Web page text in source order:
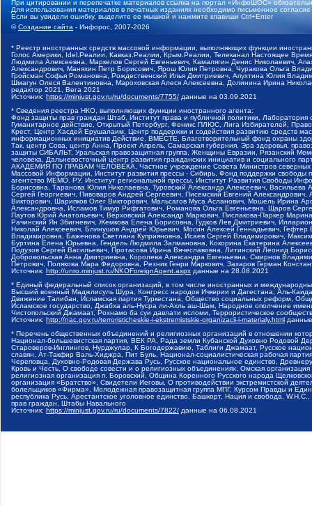
При цитировании и перепечатке материалов ссылка на портал «ИнфоШОС»
Для использования материалов в печатных изданиях необходимо письменное
Если вы увидели ошибку, выделите ее мышкой и нажмите клавиши Ctrl+Enter
©Создание сайта - Инфорос, 2007-2026
* Реестр иностранных средств массовой информации, выполняющих функции
Голос Америки, Idel.Реалии, Кавказ.Реалии, Крым.Реалии, Телеканал Настоящее
Людмила Алексеевна, Маркелов Сергей Евгеньевич, Камалягин Денис Николаевич,
Александрович, Маняхин Петр Борисович, Ярош Юлия Петровна, Чуракова Ольга
Гройсман Софья Романовна, Рождественский Илья Дмитриевич, Апухтина Юлия
Шмагун Олеся Валентиновна, Мароховская Алеся Алексеевна, Долинина Ирина
редактор 2021, Вега 2021
Источник: https://minjust.gov.ru/ru/documents/7755/ данные на 03.09.2021
* Сведения реестра НКО, выполняющих функции иностранного агента:
Фонд защиты прав граждан Штаб, Институт права и публичной политики,
Гуманитарное действие, Открытый Петербург, Феникс ПЛЮС, Лига Избирателей,
Крест, Центр Хасдей Ерушалаим, Центр поддержки и содействия развитию средств
информационных инициатив Действие, ВМЕСТЕ, Благотворительный фонд охраны
Так, центр Сова, центр Анна, Проект Апрель, Самарская губерния, Эра здоровья,
защиты СИБАЛЬТ, Уральская правозащитная группа, Женщины Евразии, Рязанский
человека, Дальневосточный центр развития гражданских инициатив и социального
АКАДЕМИЯ ПО ПРАВАМ ЧЕЛОВЕКА, Частное учреждение Совета Министров северных
Массовой Информации, Институт развития прессы - Сибирь, Фонд поддержки
агентство МЕМО. РУ, Институт региональной прессы, Институт Развития Свободы
Борисовна, Таранова Юлия Николаевна, Туровский Александр Алексеевич,
Сергей Георгиевич, Пивоваров Андрей Сергеевич, Писемский Евгений
Викторович, Шарипков Олег Викторович, Мальсагов Муса Асланович, Мошель Ирина
Александровна, Исламов Тимур Рифгатович, Романова Ольга Евгеньевна, Щаров
Паутов Юрий Анатольевич, Верховский Александр Маркович, Пислакова-Паркер
Рачинский Ян Збигневич, Жемкова Елена Борисовна, Гудков Лев Дмитриевич,
Николай Алексеевич, Блинушов Андрей Юрьевич, Мосин Алексей Геннадьевич,
Владимировна, Баженова Светлана Куприяновна, Исаев Сергей Владимирович,
Буртина Елена Юрьевна, Гендель Людмила Залмановна, Кокорина Екатерина
Подузов Сергей Васильевич, Протасова Ирина Вячеславовна, Литинский Леонид
Добровольская Анна Дмитриевна, Королева Александра Евгеньевна, Смирнов
Петрович, Полякова Мара Федоровна, Резник Генри Маркович, Захаров Герман
Источник: http://unro.minjust.ru/NKOForeignAgent.aspx данные на 28.08.2021
* Единый федеральный список организаций, в том числе иностранных и
Высший военный Маджлисуль Шура, Конгресс народов Ичкерии и Дагестана, Аль-
Движение Талибан, Исламская партия Туркестана, Общество социальных реформ,
Исламское государство, Джабха аль-Нусра ли-Ахль аш-Шам, Народное ополчение
Чистопольский Джамаат, Рохнамо ба суи давлати исломи, Террористическое
Источник: http://nac.gov.ru/terroristicheskie-i-ekstremistskie-organizacii-i-materialy.html
* Перечень общественных объединений и религиозных организаций в отношении
Национал-большевистская партия, ВЕК РА, Рада земли Кубанской Духовно Родовой
Староверов-Инглингов, Нурджулар, К Богодержавию, Таблиги Джамаат, Русское
славян, Ат-Такфир Валь-Хиджра, Пит Буль, Национал-социалистическая рабочая
Череповца, Духовно-Родовая Держава Русь, Русское национальное единство,
Кровь и Честь, О свободе совести и о религиозных объединениях, Омская
религиозная организация п. Боровский, Община Коренного Русского народа
организация «Братство», Свидетели Иеговы, О противодействии экстремистской
болельщиков «Фирма», Молодежная правозащитная группа МПГ, Курсом Правды и
республика Русь, Арестантское уголовное единство, Башкорт, Нация и свобода,
прав граждан, Штабы Навального
Источник: https://minjust.gov.ru/ru/documents/7822/ данные на 06.08.2021